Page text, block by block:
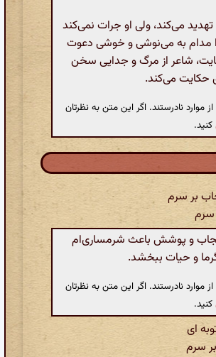
می‌کند، ولی او جرات نمی‌کند
مدام به می‌نوشی و خوشی دعوت
شاعر از مرگ و جدایی سخن
حکایت می‌کند.
نادرستند. اگر این متن به نظرتان
کنید.
بر سرم
سرم
و پوشش باعث شرمساری‌ام
و حیات ببخشد.
نادرستند. اگر این متن به نظرتان
کنید.
ای
سرم